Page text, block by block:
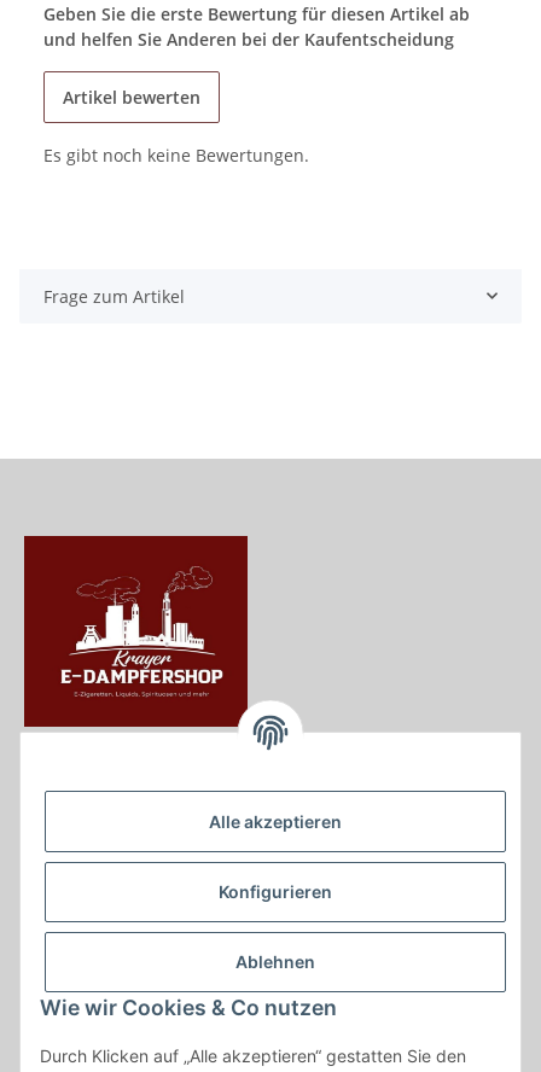
Alle akzeptieren
Konfigurieren
Ablehnen
Wie wir Cookies & Co nutzen
Durch Klicken auf „Alle akzeptieren“ gestatten Sie den
Geben Sie die erste Bewertung für diesen Artikel ab
und helfen Sie Anderen bei der Kaufentscheidung
Artikel bewerten
Es gibt noch keine Bewertungen.
Frage zum Artikel
Krayerstraße 249
Tel.:0201555402
info@krayer-edampfer-shop.de
Gesetzliche Informationen
Informationen
Vertrag widerrufen